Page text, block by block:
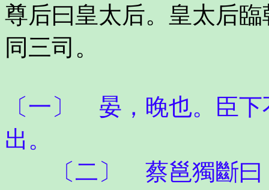
尊后曰皇太后。皇太后
同三司。
〔一〕 晏，晚也。臣
出。
〔二〕 蔡邕獨斷曰：